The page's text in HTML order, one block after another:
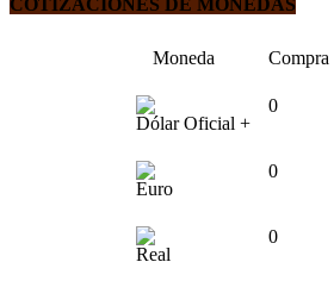
Moneda Compra
Dólar Oficial +
0
Euro
0
Real
0